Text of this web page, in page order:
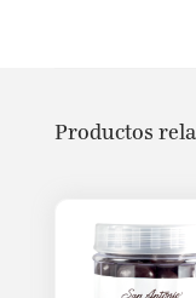
Productos